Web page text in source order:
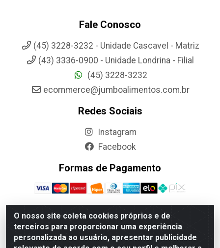
O nosso site coleta cookies próprios e de
terceiros para proporcionar uma experiência
personalizada ao usuário, apresentar publicidade
Fale Conosco
(45) 3228-3232 - Unidade Cascavel - Matriz
(43) 3336-0900 - Unidade Londrina - Filial
(45) 3228-3232
ecommerce@jumboalimentos.com.br
Redes Sociais
Instagram
Facebook
Formas de Pagamento
Jumbo Alimentos Cascavel - Matriz - Rua Itatiba Do Sul, 161 -
Santos Dumont, Cascavel-PR - CEP 85804-700- CNPJ